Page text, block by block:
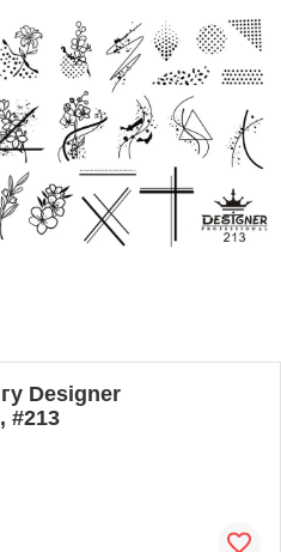
Designer
#213